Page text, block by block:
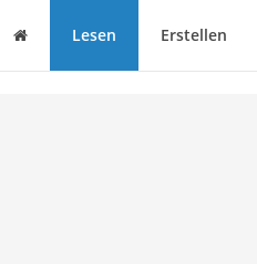
Haus Lesen Erstellen